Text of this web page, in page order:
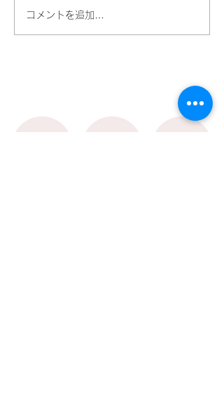
いようにお気をつけ下さい🍀
ニックハーブは睡眠の質を高
め、 免疫力をアップ⤴️してく
コメントを追加…